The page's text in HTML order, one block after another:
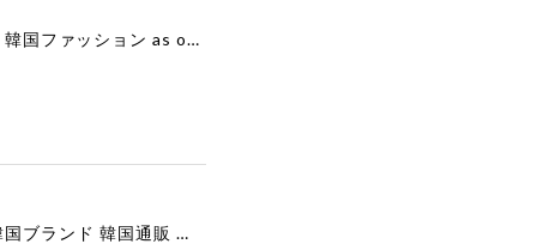
[as”on] BONITA MINI BAG / BLACK 正規品 韓国ブランド 韓国通販 韓国代行 韓国ファッション as on ason エズオン アズオン
[COOR][WOMEN] Faux Suede Three-Button Blazer (Dark Brown) 正規品 韓国ブランド 韓国通販 韓国代行 韓国ファッション クール クーア クアー 日本 店舗